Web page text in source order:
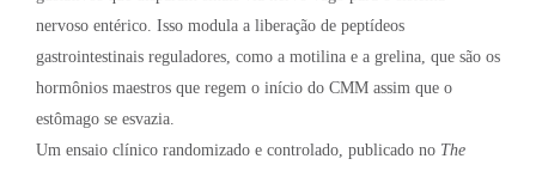
nervoso entérico. Isso modula a liberação de peptídeos
gastrointestinais reguladores, como a motilina e a grelina, que são os
hormônios maestros que regem o início do CMM assim que o
estômago se esvazia.
Um ensaio clínico randomizado e controlado, publicado no The